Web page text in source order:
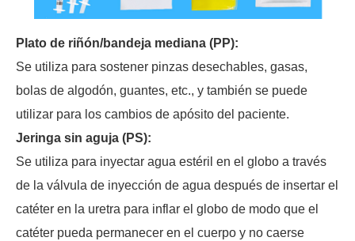
Plato de riñón/bandeja mediana (PP):
Se utiliza para sostener pinzas desechables, gasas,
bolas de algodón, guantes, etc., y también se puede
utilizar para los cambios de apósito del paciente.
Jeringa sin aguja (PS):
Se utiliza para inyectar agua estéril en el globo a través
de la válvula de inyección de agua después de insertar el
catéter en la uretra para inflar el globo de modo que el
catéter pueda permanecer en el cuerpo y no caerse